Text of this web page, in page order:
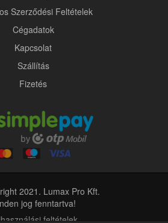
Szerződési Feltételek
Cégadatok
Kapcsolat
Szállítás
Fizetés
2021. Lumax Pro Kft.
jog fenntartva!
feltételek